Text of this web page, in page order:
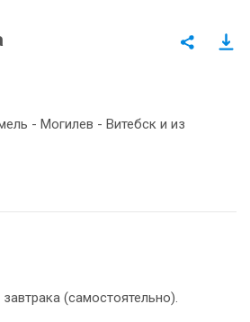
- Могилев - Витебск и из
(самостоятельно).